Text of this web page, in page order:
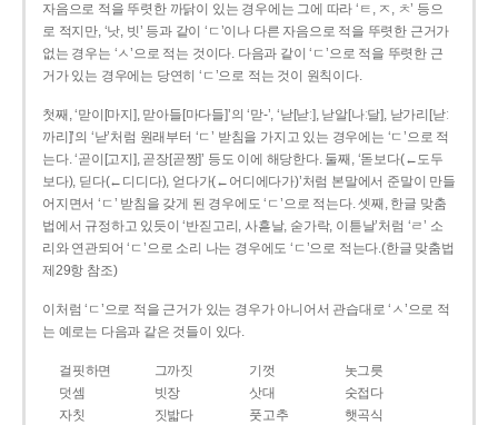
자음으로 적을 뚜렷한 까닭이 있는 경우에는 그에 따라 ‘ㅌ, ㅈ, ㅊ’ 등으
로 적지만, ‘낫, 빗’ 등과 같이 ‘ㄷ’이나 다른 자음으로 적을 뚜렷한 근거가
없는 경우는 ‘ㅅ’으로 적는 것이다. 다음과 같이 ‘ㄷ’으로 적을 뚜렷한 근
거가 있는 경우에는 당연히 ‘ㄷ’으로 적는 것이 원칙이다.
첫째, ‘맏이[마지], 맏아들[마다들]’의 ‘맏-’, ‘낟[낟ː], 낟알[나ː달], 낟가리[낟ː
까리]’의 ‘낟’처럼 원래부터 ‘ㄷ’ 받침을 가지고 있는 경우에는 ‘ㄷ’으로 적
는다. ‘곧이[고지], 곧장[곧짱]’ 등도 이에 해당한다. 둘째, ‘돋보다(←도두
보다), 딛다(←디디다), 얻다가(←어디에다가)’처럼 본말에서 준말이 만들
어지면서 ‘ㄷ’ 받침을 갖게 된 경우에도 ‘ㄷ’으로 적는다. 셋째, 한글 맞춤
법에서 규정하고 있듯이 ‘반짇고리, 사흗날, 숟가락, 이튿날’처럼 ‘ㄹ’ 소
리와 연관되어 ‘ㄷ’으로 소리 나는 경우에도 ‘ㄷ’으로 적는다.(한글 맞춤법
제29항 참조)
이처럼 ‘ㄷ’으로 적을 근거가 있는 경우가 아니어서 관습대로 ‘ㅅ’으로 적
는 예로는 다음과 같은 것들이 있다.
걸핏하면 그까짓 기껏
놋그릇
덧셈
빗장 삿대
숫접다
자칫
짓밟다 풋고추 햇곡식